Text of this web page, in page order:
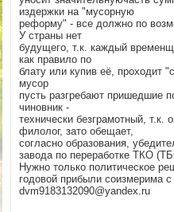
издержки на "мусорную
реформу" - все должно по
У страны нет
будущего, т.к. каждый
как правило по
блату или купив её, проходит
мусор
пусть разгребают пришедшие
чиновник -
технически безграмотный, т.к.
филолог, зато обещает,
согласно образования,
завода по переработке ТКО
Нужно только политическое
годовой прибыли соизмерима
dvm9183132090@yandex.ru